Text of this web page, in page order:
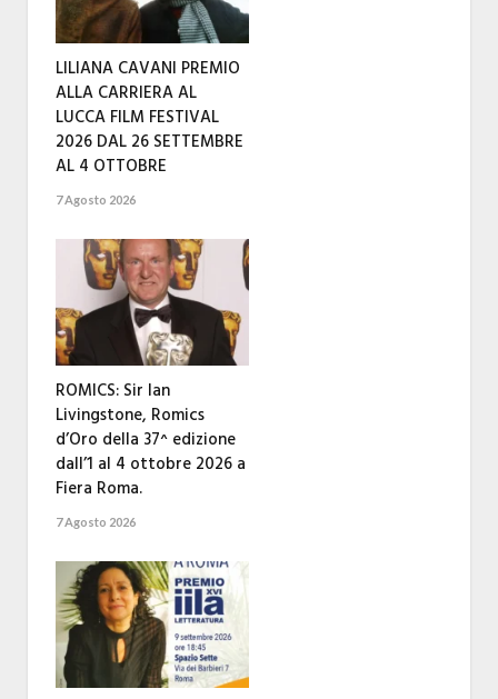
LILIANA CAVANI PREMIO
ALLA CARRIERA AL
LUCCA FILM FESTIVAL
2026 DAL 26 SETTEMBRE
AL 4 OTTOBRE
7 Agosto 2026
ROMICS: Sir Ian
Livingstone, Romics
d’Oro della 37^ edizione
dall’1 al 4 ottobre 2026 a
Fiera Roma.
7 Agosto 2026